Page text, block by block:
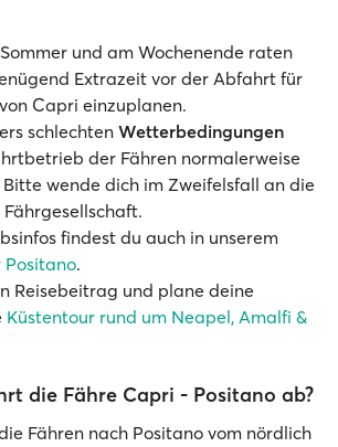
und am Wochenende raten
Extrazeit vor der Abfahrt für
Capri einzuplanen.
schlechten Wetterbedingungen
der Fähren normalerweise
wende dich im Zweifelsfall an die
findest du auch in unserem
Positano.
Reisebeitrag und plane deine
Küstentour rund um Neapel, Amalfi &
die Fähre Capri - Positano ab?
Fähren nach Positano vom nördlich